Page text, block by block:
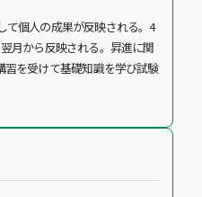
て個人の成果が反映される。4
月から反映される。昇進に関
習を受けて基礎知識を学び試験